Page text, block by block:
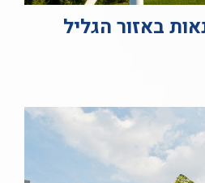
באזור הגליל